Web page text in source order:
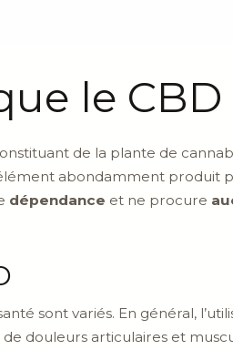
le CBD
de la plante de
abondamment produit
dépendance et ne procure
sont variés. En général,
douleurs articulaires et